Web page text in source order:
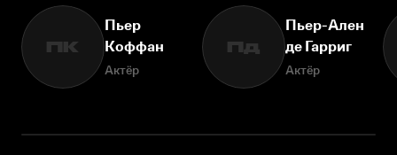
ПК
Пьер
Коффан
Актёр
Пд
Пьер-Ален
де Гарриг
Актёр